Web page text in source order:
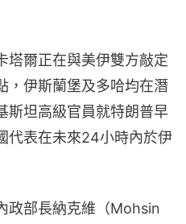
塔爾正在與美伊雙方敲定
，伊斯蘭堡及多哈均在潛
斯坦高級官員就特朗普早
代表在未來24小時內於伊
政部長納克維（Mohsin